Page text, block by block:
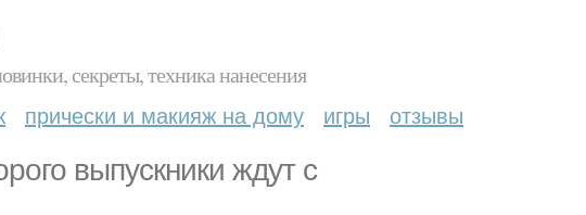
секреты, техника нанесения
прически и макияж на дому игры отзывы
выпускники ждут с